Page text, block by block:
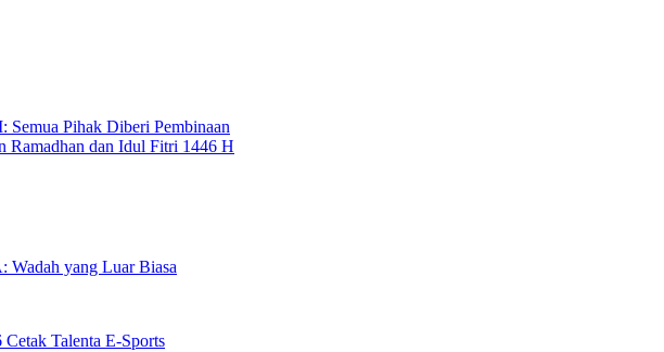
Pihak Diberi Pembinaan
Ramadhan dan Idul Fitri 1446 H
Wadah yang Luar Biasa
Talenta E-Sports